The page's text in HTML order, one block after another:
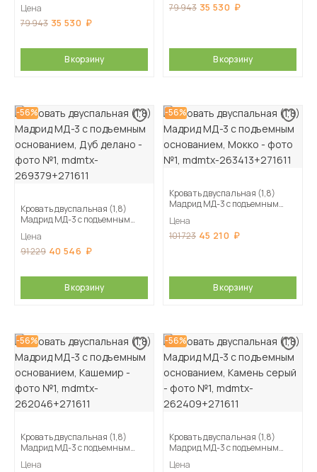
светлое
Цена
79 943 35 530
В корзину
79 943 35 530
В корзину
-56%
Кровать двуспальная (1,8)
Мадрид МД-3 с подъемным
Цена
91 229 40 546
В корзину
-56%
Кровать двуспальная (1,8)
Мадрид МД-3 с подъемным
Цена
101 723 45 210
В корзину
-56%
Кровать двуспальная (1,8)
Мадрид МД-3 с подъемным
Цена
-56%
Кровать двуспальная (1,8)
Мадрид МД-3 с подъемным
Цена